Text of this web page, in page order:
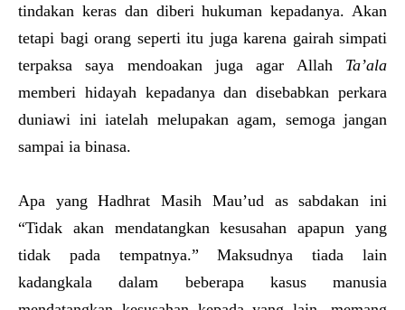
tindakan keras dan diberi hukuman kepadanya. Akan
tetapi bagi orang seperti itu juga karena gairah simpati
terpaksa saya mendoakan juga agar Allah Ta’ala
memberi hidayah kepadanya dan disebabkan perkara
duniawi ini iatelah melupakan agam, semoga jangan
sampai ia binasa.
Apa yang Hadhrat Masih Mau’ud as sabdakan ini
“Tidak akan mendatangkan kesusahan apapun yang
tidak pada tempatnya.” Maksudnya tiada lain
kadangkala dalam beberapa kasus manusia